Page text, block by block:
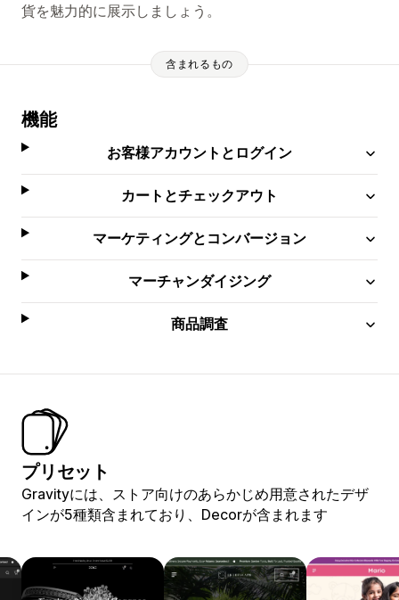
貨を魅力的に展示しましょう。
含まれるもの
機能
お客様アカウントとログイン
カートとチェックアウト
マーケティングとコンバージョン
マーチャンダイジング
商品調査
プリセット
Gravityには、ストア向けのあらかじめ用意されたデザ
インが5種類含まれており、Decorが含まれます